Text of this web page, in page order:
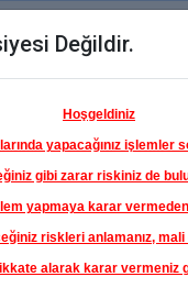
uygulamayı indirin!
Değildir.
Hoşgeldiniz
yapacağınız işlemler
gibi zarar riskiniz de
yapmaya karar
riskleri anlamanız,
dikkate alarak karar